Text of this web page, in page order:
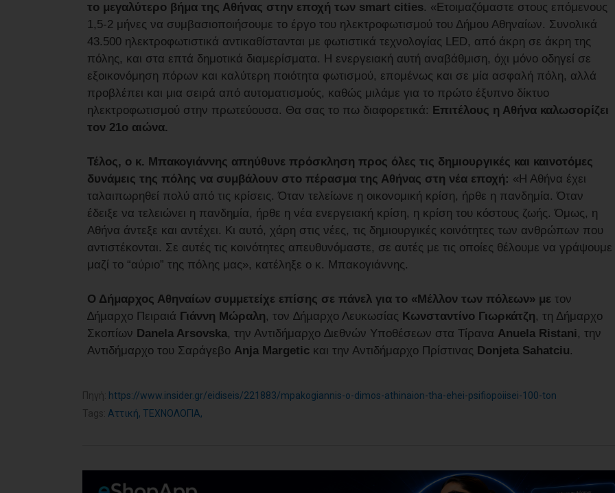
το μεγαλύτερο βήμα της Αθήνας στην εποχή των smart cities. «Ετοιμαζόμαστε στους επόμενους
1,5-2 μήνες να συμβασιοποιήσουμε το έργο του ηλεκτροφωτισμού του Δήμου Αθηναίων. Συνολικά
43.500 ηλεκτροφωτιστικά αντικαθίστανται με φωτιστικά τεχνολογίας LED, από άκρη σε άκρη της
πόλης, και στα επτά δημοτικά διαμερίσματα. Η ενεργειακή αυτή αναβάθμιση, όχι μόνο οδηγεί σε
εξοικονόμηση πόρων και καλύτερη ποιότητα φωτισμού, επομένως και σε μία ασφαλή πόλη, αλλά
προβλέπει και μια σειρά από αυτοματισμούς, καθώς μιλάμε για το πρώτο έξυπνο δίκτυο
ηλεκτροφωτισμού στην πρωτεύουσα. Θα σας το πω διαφορετικά: Επιτέλους η Αθήνα καλωσορίζει
τον 21ο αιώνα.
Τέλος, ο κ. Μπακογιάννης απηύθυνε πρόσκληση προς όλες τις δημιουργικές και καινοτόμες
δυνάμεις της πόλης να συμβάλουν στο πέρασμα της Αθήνας στη νέα εποχή: «Η Αθήνα έχει
ταλαιπωρηθεί πολύ από τις κρίσεις. Όταν τελείωνε η οικονομική κρίση, ήρθε η πανδημία. Όταν
έδειξε να τελειώνει η πανδημία, ήρθε η νέα ενεργειακή κρίση, η κρίση του κόστους ζωής. Όμως, η
Αθήνα άντεξε και αντέχει. Κι αυτό, χάρη στις νέες, τις δημιουργικές κοινότητες των ανθρώπων που
αντιστέκονται. Σε αυτές τις κοινότητες απευθυνόμαστε, σε αυτές με τις οποίες θέλουμε να γράψουμε
μαζί το “αύριο” της πόλης μας», κατέληξε ο κ. Μπακογιάννης.
Ο Δήμαρχος Αθηναίων συμμετείχε επίσης σε πάνελ για το «Μέλλον των πόλεων» με τον
∆ήµαρχο Πειραιά Γιάννη Μώραλη, τον ∆ήµαρχο Λευκωσίας Κωνσταντίνο Γιωρκάτζη, τη Δήμαρχο
Σκοπίων Danela Arsovska, την Αντιδήμαρχο ∆ιεθνών Υποθέσεων στα Τίρανα Anuela Ristani , την
Αντιδήμαρχο του Σαράγεβο Anja Margetic και την Αντιδήμαρχο Πρίστινας Donjeta Sahatciu.
Πηγή: https://www.insider.gr/eidiseis/221883/mpakogiannis-o-dimos-athinaion-tha-ehei-psifiopoiisei-100-ton
Tags: Αττική, ΤΕΧΝΟΛΟΓΙΑ,